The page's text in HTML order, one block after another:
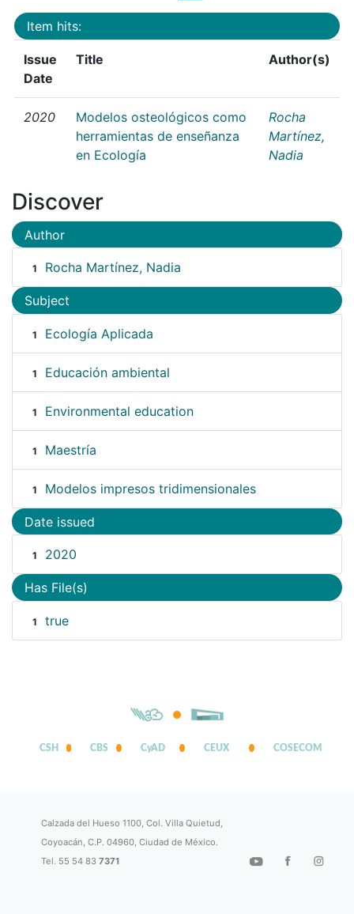
Item hits:
Issue
Date
Title Author(s)
2020
Modelos osteológicos como
herramientas de enseñanza
en Ecología
Rocha
Martínez,
Nadia
Discover
Author
1 Rocha Martínez, Nadia
Subject
1 Ecología Aplicada
1 Educación ambiental
1 Environmental education
1 Maestría
1 Modelos impresos tridimensionales
Date issued
1 2020
Has File(s)
1 true
CSH CBS CyAD CEUX COSECOM
Calzada del Hueso 1100, Col. Villa Quietud,
Coyoacán, C.P. 04960, Ciudad de México.
Tel. 55 54 837371